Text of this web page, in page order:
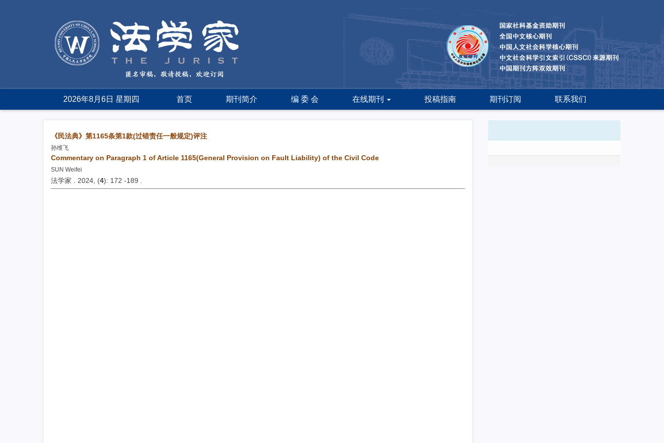
2026年8月6日 星期四 首页 期刊简介 编 委 会 在线期刊 投稿指南 期刊订阅 联系我们
《民法典》第1165条第1款(过错责任一般规定)评注
孙维飞
Commentary on Paragraph 1 of Article 1165(General Provision on Fault Liability) of the Civil Code
SUN Weifei
法学家 . 2024, (4): 172 -189 .